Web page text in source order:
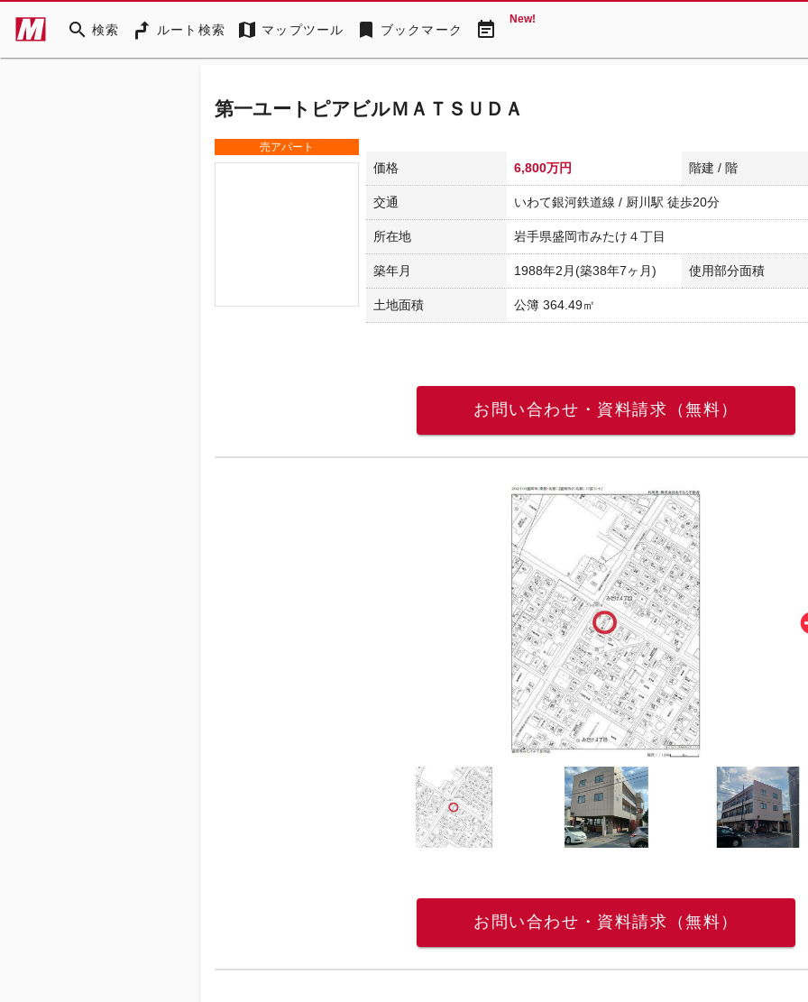
search 検索 ルート検索 map マップツール bookmark ブックマーク event_note New!
第一ユートピアビルＭＡＴＳＵＤＡ
売アパート
価格 6,800万円 階建 / 階
交通 いわて銀河鉄道線 / 厨川駅 徒歩20分
所在地 岩手県盛岡市みたけ４丁目
築年月 1988年2月(築38年7ヶ月) 使用部分面積
土地面積 公簿 364.49㎡
お問い合わせ・資料請求（無料）
お問い合わせ・資料請求（無料）